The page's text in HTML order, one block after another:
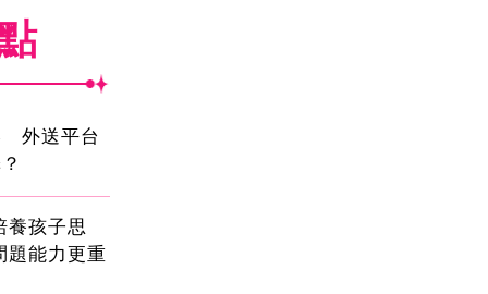
外送平台
養孩子思
題能力更重